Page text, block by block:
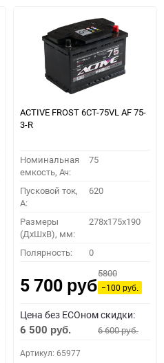
ACTIVE FROST 6СТ-75VL АF 75-
3-R
Номинальная
емкость, Ач:
75
Пусковой ток,
A:
620
Размеры
(ДхШхВ), мм:
278x175x190
Полярность: 0
5 700 руб.
5800
−100руб.
Цена без ECOном скидки:
6 500 руб. 6 600руб.
Артикул: 65977